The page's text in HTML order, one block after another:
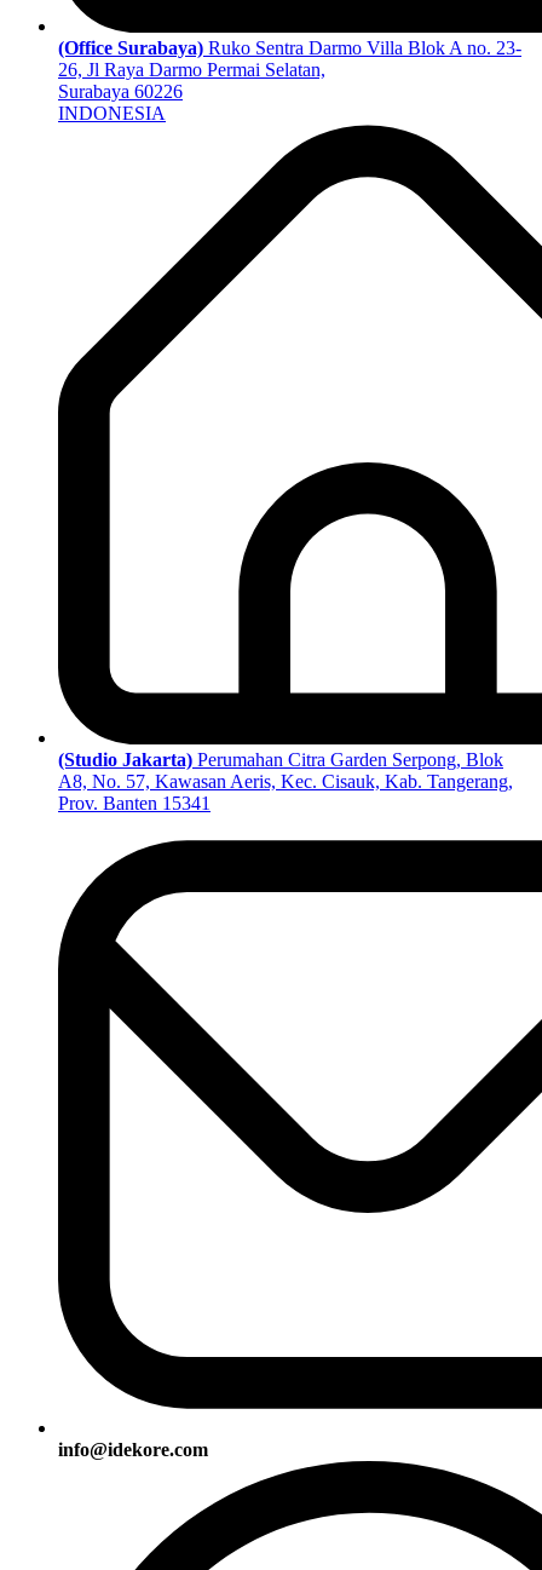
(Office Surabaya) Ruko Sentra Darmo Villa Blok A no. 23-
26, Jl Raya Darmo Permai Selatan,
Surabaya 60226
INDONESIA
(Studio Jakarta) Perumahan Citra Garden Serpong, Blok
A8, No. 57, Kawasan Aeris, Kec. Cisauk, Kab. Tangerang,
Prov. Banten 15341
info@idekore.com